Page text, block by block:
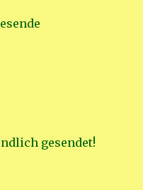
gesendet!